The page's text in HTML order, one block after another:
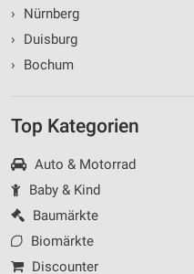
›
Nürnberg
›
Duisburg
›
Bochum
Top Kategorien
Auto & Motorrad
Baby & Kind
Baumärkte
Biomärkte
Discounter